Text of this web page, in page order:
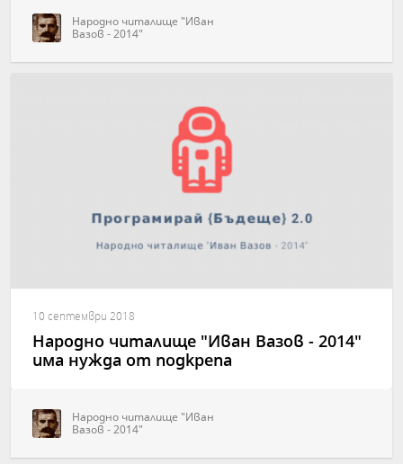
Народно читалище "Иван
Вазов - 2014"
10 септември 2018
Народно читалище "Иван Вазов - 2014"
има нужда от подкрепа
Народно читалище "Иван
Вазов - 2014"